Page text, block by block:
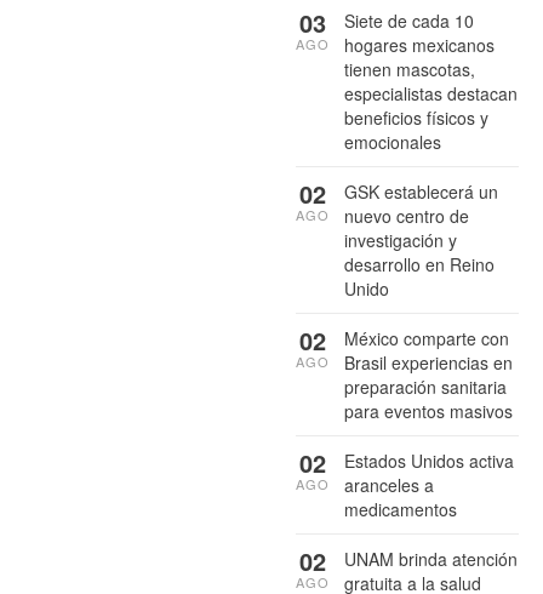
Siete de cada 10
hogares mexicanos
tienen mascotas,
especialistas destacan
beneficios físicos y
emocionales
03
AGO
GSK establecerá un
nuevo centro de
investigación y
desarrollo en Reino
Unido
02
AGO
México comparte con
Brasil experiencias en
preparación sanitaria
para eventos masivos
02
AGO
Estados Unidos activa
aranceles a
medicamentos
02
AGO
UNAM brinda atención
gratuita a la salud
02
AGO